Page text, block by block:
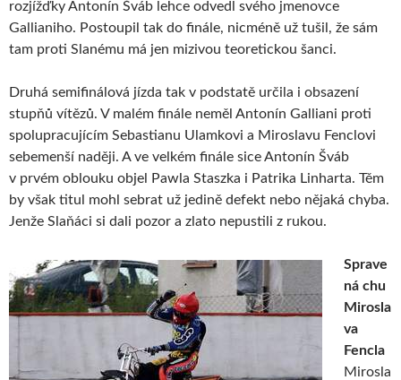
rozjížďky Antonín Šváb lehce odvedl svého jmenovce
Gallianiho. Postoupil tak do finále, nicméně už tušil, že sám
tam proti Slanému má jen mizivou teoretickou šanci.
Druhá semifinálová jízda tak v podstatě určila i obsazení
stupňů vítězů. V malém finále neměl Antonín Galliani proti
spolupracujícím Sebastianu Ulamkovi a Miroslavu Fenclovi
sebemenší naději. A ve velkém finále sice Antonín Šváb
v prvém oblouku objel Pawla Staszka i Patrika Linharta. Těm
by však titul mohl sebrat už jedině defekt nebo nějaká chyba.
Jenže Slaňáci si dali pozor a zlato nepustili z rukou.
Sprave
ná chu
Mirosla
va
Fencla
Mirosla